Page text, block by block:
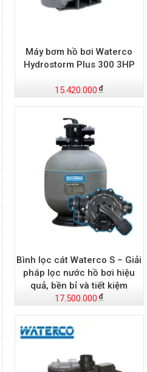
Máy bơm hồ bơi Waterco
Hydrostorm Plus 300 3HP
15.420.000
Bình lọc cát Waterco S – Giải
pháp lọc nước hồ bơi hiệu
quả, bền bỉ và tiết kiệm
17.500.000